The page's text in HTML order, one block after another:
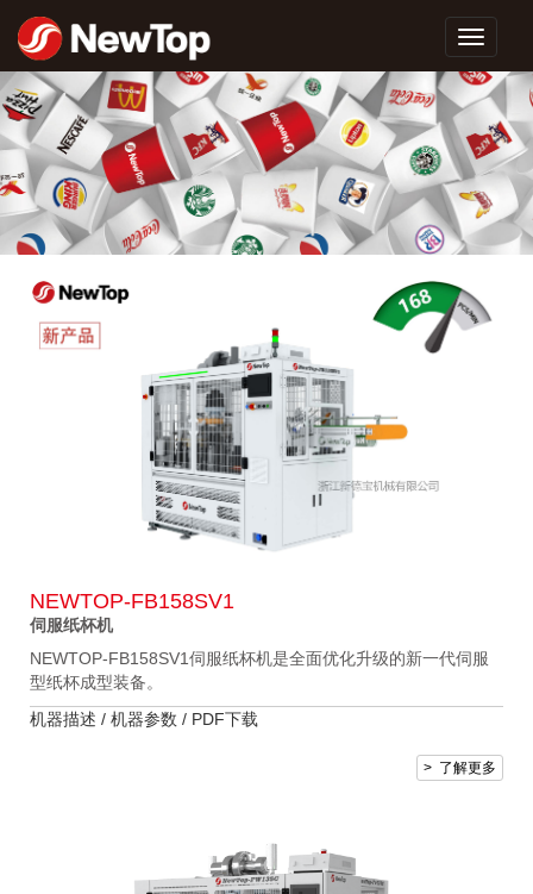
浙
江
新
德
宝
机
械
有
限
公
NEWTOP-FB158SV1
伺服纸杯机
NEWTOP-FB158SV1伺服纸杯机是全面优化升级的新一代伺服
型纸杯成型装备。
机器描述 / 机器参数 / PDF下载
> 了解更多